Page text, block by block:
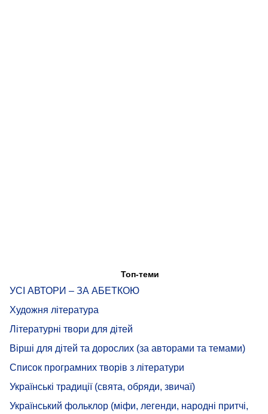
Топ-теми
УСІ АВТОРИ – ЗА АБЕТКОЮ
Художня література
Літературні твори для дітей
Вірші для дітей та дорослих (за авторами та темами)
Список програмних творів з літератури
Українські традиції (свята, обряди, звичаї)
Український фольклор (міфи, легенди, народні притчі,